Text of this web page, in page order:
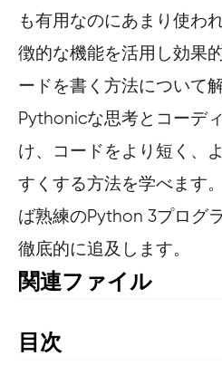
も有用なのにあまり使わ
徴的な機能を活用し効果
ードを書く方法について
Pythonicな思考とコーデ
け、コードをより短く、
すくする方法を学べます
ば熟練のPython 3プログ
徹底的に追及します。
関連ファイル
目次